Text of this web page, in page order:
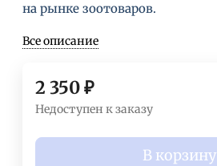
на рынке зоотоваров.
Все описание
2 350₽
Недоступен к заказу
В корзину